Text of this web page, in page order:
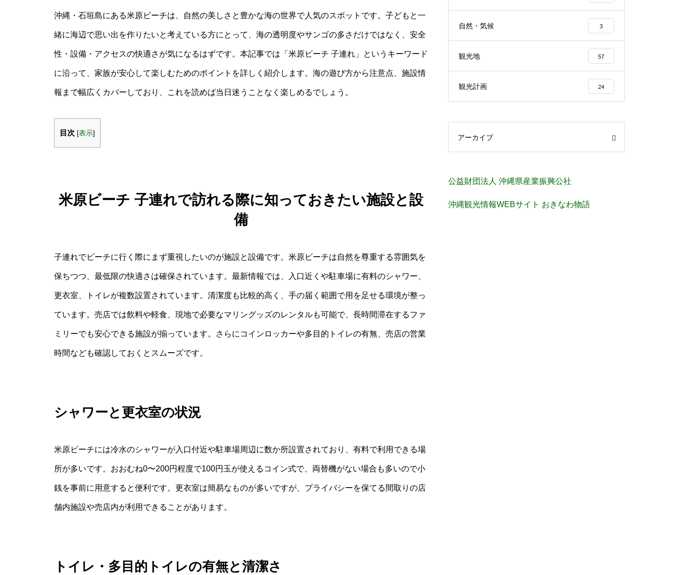
沖縄・石垣島にある米原ビーチは、自然の美しさと豊かな海の世界で人気のスポットです。子どもと一
緒に海辺で思い出を作りたいと考えている方にとって、海の透明度やサンゴの多さだけではなく、安全
性・設備・アクセスの快適さが気になるはずです。本記事では「米原ビーチ 子連れ」というキーワード
に沿って、家族が安心して楽しむためのポイントを詳しく紹介します。海の遊び方から注意点、施設情
報まで幅広くカバーしており、これを読めば当日迷うことなく楽しめるでしょう。
目次 [表示]
米原ビーチ 子連れで訪れる際に知っておきたい施設と設
備
子連れでビーチに行く際にまず重視したいのが施設と設備です。米原ビーチは自然を尊重する雰囲気を
保ちつつ、最低限の快適さは確保されています。最新情報では、入口近くや駐車場に有料のシャワー、
更衣室、トイレが複数設置されています。清潔度も比較的高く、手の届く範囲で用を足せる環境が整っ
ています。売店では飲料や軽食、現地で必要なマリングッズのレンタルも可能で、長時間滞在するファ
ミリーでも安心できる施設が揃っています。さらにコインロッカーや多目的トイレの有無、売店の営業
時間なども確認しておくとスムーズです。
シャワーと更衣室の状況
米原ビーチには冷水のシャワーが入口付近や駐車場周辺に数か所設置されており、有料で利用できる場
所が多いです。おおむね0〜200円程度で100円玉が使えるコイン式で、両替機がない場合も多いので小
銭を事前に用意すると便利です。更衣室は簡易なものが多いですが、プライバシーを保てる間取りの店
舗内施設や売店内が利用できることがあります。
トイレ・多目的トイレの有無と清潔さ
自然・気候 3
観光地 57
観光計画 24
アーカイブ
公益財団法人 沖縄県産業振興公社
沖縄観光情報WEBサイト おきなわ物語